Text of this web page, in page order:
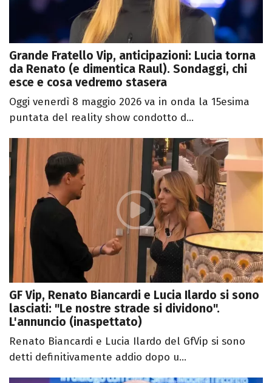
Grande Fratello Vip, anticipazioni: Lucia torna
da Renato (e dimentica Raul). Sondaggi, chi
esce e cosa vedremo stasera
Oggi venerdì 8 maggio 2026 va in onda la 15esima
puntata del reality show condotto d...
GF Vip, Renato Biancardi e Lucia Ilardo si sono
lasciati: "Le nostre strade si dividono".
L'annuncio (inaspettato)
Renato Biancardi e Lucia Ilardo del GfVip si sono
detti definitivamente addio dopo u...